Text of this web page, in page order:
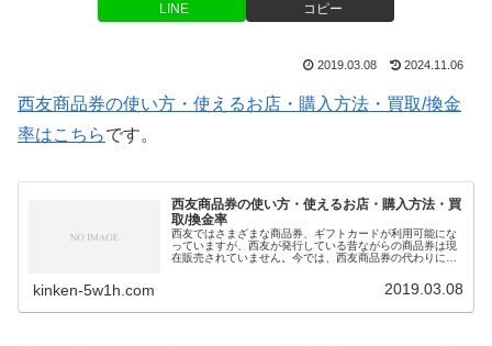
LINE コピー
2019.03.08 2024.11.06
西友商品券の使い方・使えるお店・購入方法・買取/換金
率はこちらです。
西友商品券の使い方・使えるお店・購入方法・買
取/換金率
西友ではさまざまな商品券、ギフトカードが利用可能にな
っていますが、西友が発行している昔ながらの商品券は現
在販売されていません。今では、西友商品券の代わりに西
ショップやヤフオクなどで、西友商品券を購入する機会は
まだまだ多くあります。そのため、今回は西友商品券の基
kinken-5w1h.com 2019.03.08